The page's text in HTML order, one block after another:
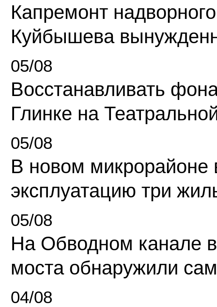
Капремонт
Куйбышева
05/08
Восстанавливать
Глинке на
05/08
В новом микрорайоне
эксплуатацию три
05/08
На Обводном канале
моста обнаружили
04/08